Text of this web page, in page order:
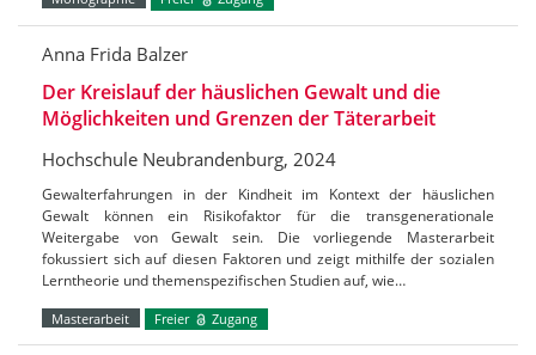
Anna Frida Balzer
Der Kreislauf der häuslichen Gewalt und die
Möglichkeiten und Grenzen der Täterarbeit
Hochschule Neubrandenburg, 2024
Gewalterfahrungen in der Kindheit im Kontext der häuslichen
Gewalt können ein Risikofaktor für die transgenerationale
Weitergabe von Gewalt sein. Die vorliegende Masterarbeit
fokussiert sich auf diesen Faktoren und zeigt mithilfe der sozialen
Lerntheorie und themenspezifischen Studien auf, wie…
Masterarbeit Freier Zugang